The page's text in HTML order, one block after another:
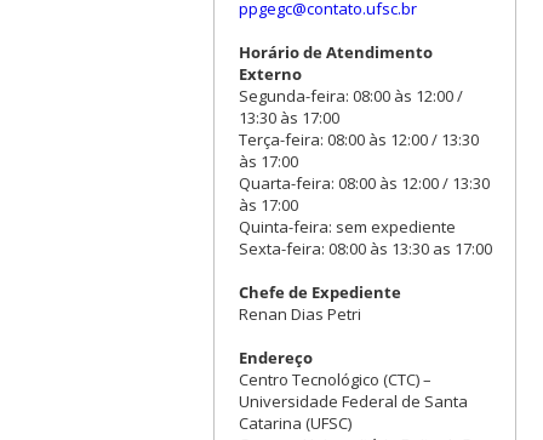
ppgegc@contato.ufsc.br
Horário de Atendimento
Externo
Segunda-feira: 08:00 às 12:00 /
13:30 às 17:00
Terça-feira: 08:00 às 12:00 / 13:30
às 17:00
Quarta-feira: 08:00 às 12:00 / 13:30
às 17:00
Quinta-feira: sem expediente
Sexta-feira: 08:00 às 13:30 as 17:00
Chefe de Expediente
Renan Dias Petri
Endereço
Centro Tecnológico (CTC) –
Universidade Federal de Santa
Catarina (UFSC)